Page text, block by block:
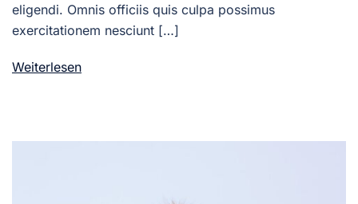
eligendi. Omnis officiis quis culpa possimus
exercitationem nesciunt […]
Weiterlesen